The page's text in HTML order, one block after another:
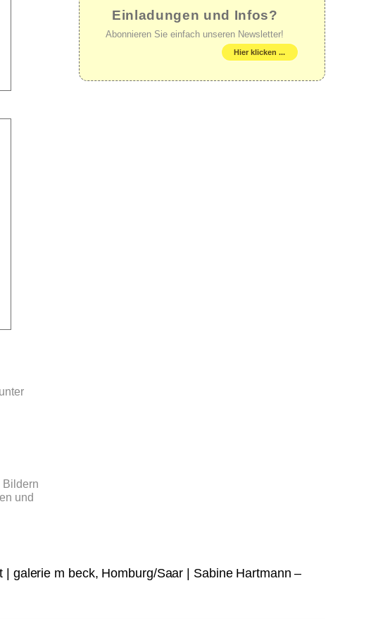
Bildern
und
Einladungen und Infos?
Abonnieren Sie einfach unseren Newsletter!
Hier klicken ...
| galerie m beck, Homburg/Saar | Sabine Hartmann –